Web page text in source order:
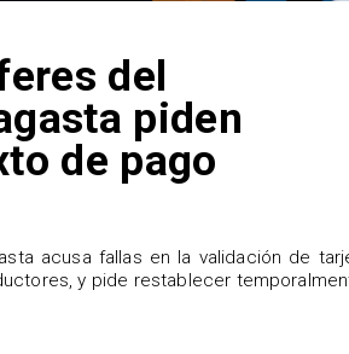
del
piden
de pago
acusa fallas en la validación de
y pide restablecer